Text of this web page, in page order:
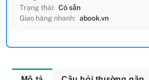
Trạng thái: Có sẵn
Giao hàng nhanh: abook.vn